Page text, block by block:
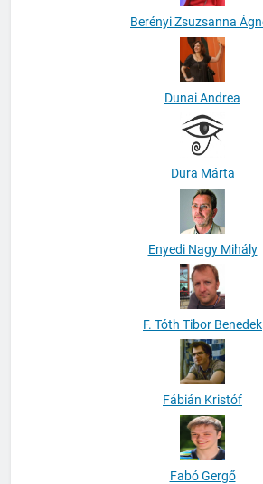
Berényi Zsuzsanna
Dunai Andrea
Dura Márta
Enyedi Nagy Mihály
F. Tóth Tibor Benedek
Fábián Kristóf
Fabó Gergő